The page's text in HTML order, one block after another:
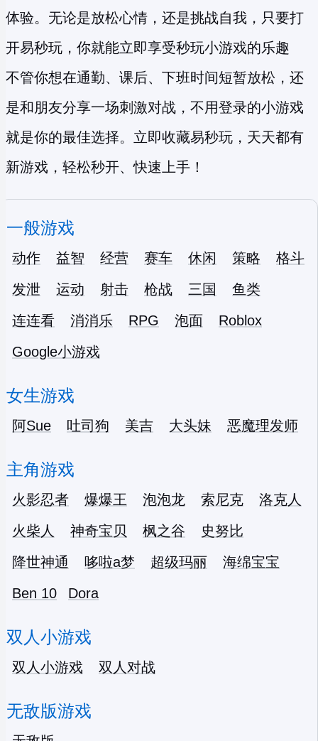
体验。无论是放松心情，还是挑战自我，只要打
开易秒玩，你就能立即享受秒玩小游戏的乐趣
不管你想在通勤、课后、下班时间短暂放松，还
是和朋友分享一场刺激对战，不用登录的小游戏
就是你的最佳选择。立即收藏易秒玩，天天都有
新游戏，轻松秒开、快速上手！
一般游戏
动作 益智 经营 赛车 休闲 策略
格斗
发泄
运动 射击 枪战 三国
鱼类
连连看
消消乐 RPG 泡面
Roblox
Google小游戏
女生游戏
阿Sue 吐司狗 美吉 大头妹 恶魔理发师
主角游戏
火影忍者 爆爆王 泡泡龙 索尼克
洛克人
火柴人
神奇宝贝 枫之谷
史努比
降世神通
哆啦a梦 超级玛丽
海绵宝宝
Ben 10
Dora
双人小游戏
双人小游戏 双人对战
无敌版游戏